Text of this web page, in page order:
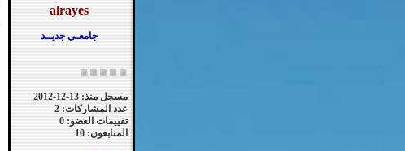
alrayes
جامعـي جديــد
مسجل منذ: 13-12-2012
عدد المشاركات: 2
تقييمات العضو: 0
المتابعون: 10